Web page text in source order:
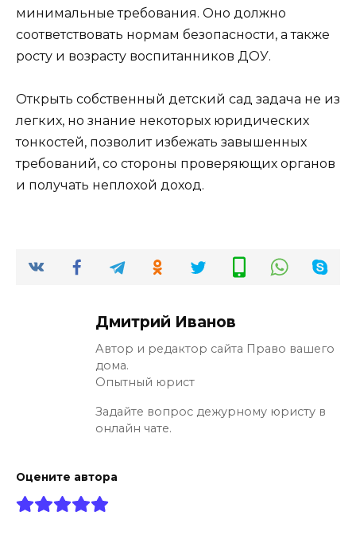
минимальные требования. Оно должно
соответствовать нормам безопасности, а также
росту и возрасту воспитанников ДОУ.
Открыть собственный детский сад задача не из
легких, но знание некоторых юридических
тонкостей, позволит избежать завышенных
требований, со стороны проверяющих органов
и получать неплохой доход.
Дмитрий Иванов
Автор и редактор сайта Право вашего
дома.
Опытный юрист
Задайте вопрос дежурному юристу в
онлайн чате.
Оцените автора